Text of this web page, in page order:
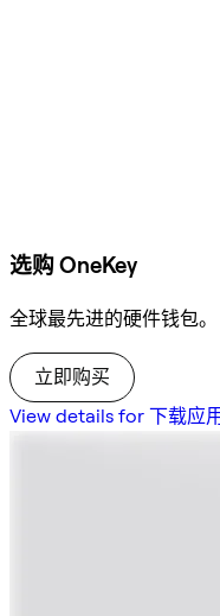
选购 OneKey
全球最先进的硬件钱包。
立即购买
View details for 下载应